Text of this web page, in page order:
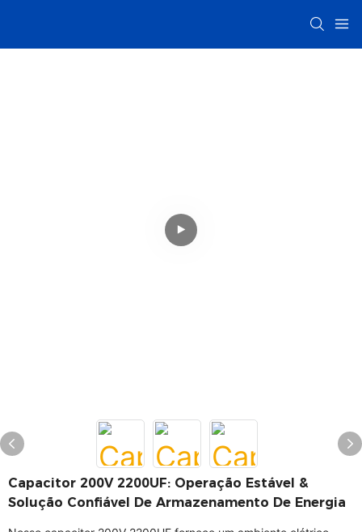
Capacitor 200V 2200UF: Operação Estável &
Solução Confiável De Armazenamento De Energia